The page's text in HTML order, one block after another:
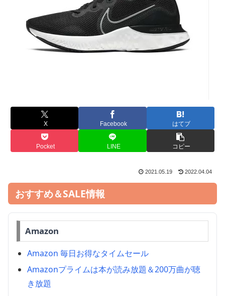
X Facebook はてブ
Pocket LINE コピー
2021.05.19 2022.04.04
おすすめ＆SALE情報
Amazon
Amazon 毎日お得なタイムセール
Amazonプライムは本が読み放題＆200万曲が聴
き放題